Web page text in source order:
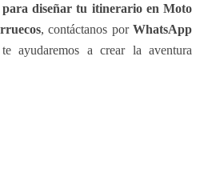
diseñar tu itinerario en Moto
, contáctanos porWhatsApp
ayudaremos a crear la aventura